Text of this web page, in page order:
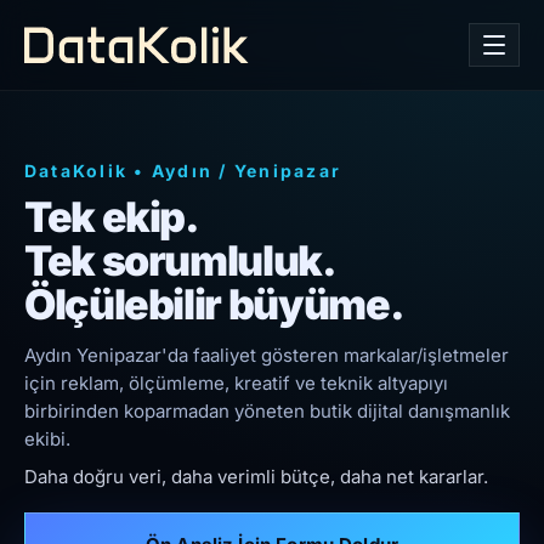
DataKolik • Aydın / Yenipazar
Tek ekip.
Tek sorumluluk.
Ölçülebilir büyüme.
Aydın Yenipazar'da faaliyet gösteren markalar/işletmeler
için reklam, ölçümleme, kreatif ve teknik altyapıyı
birbirinden koparmadan yöneten butik dijital danışmanlık
ekibi.
Daha doğru veri, daha verimli bütçe, daha net kararlar.